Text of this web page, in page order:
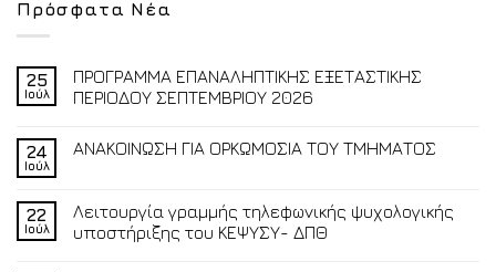
Πρόσφατα Νέα
25
Ιούλ
ΠΡΟΓΡΑΜΜΑ ΕΠΑΝΑΛΗΠΤΙΚΗΣ ΕΞΕΤΑΣΤΙΚΗΣ
ΠΕΡΙΟΔΟΥ ΣΕΠΤΕΜΒΡΙΟΥ 2026
24
Ιούλ
ΑΝΑΚΟΙΝΩΣΗ ΓΙΑ ΟΡΚΩΜΟΣΙΑ ΤΟΥ ΤΜΗΜΑΤΟΣ
22
Ιούλ
Λειτουργία γραμμής τηλεφωνικής ψυχολογικής
υποστήριξης του ΚΕΨΥΣΥ- ΔΠΘ